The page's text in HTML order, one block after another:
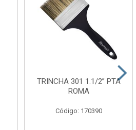
TRINCHA 301 1.1/2” PTA
ROMA
Código: 170390